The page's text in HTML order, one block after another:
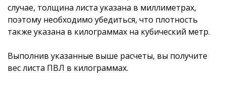
случае, толщина листа указана в миллиметрах,
поэтому необходимо убедиться, что плотность
также указана в килограммах на кубический метр.
Выполнив указанные выше расчеты, вы получите
вес листа ПВЛ в килограммах.